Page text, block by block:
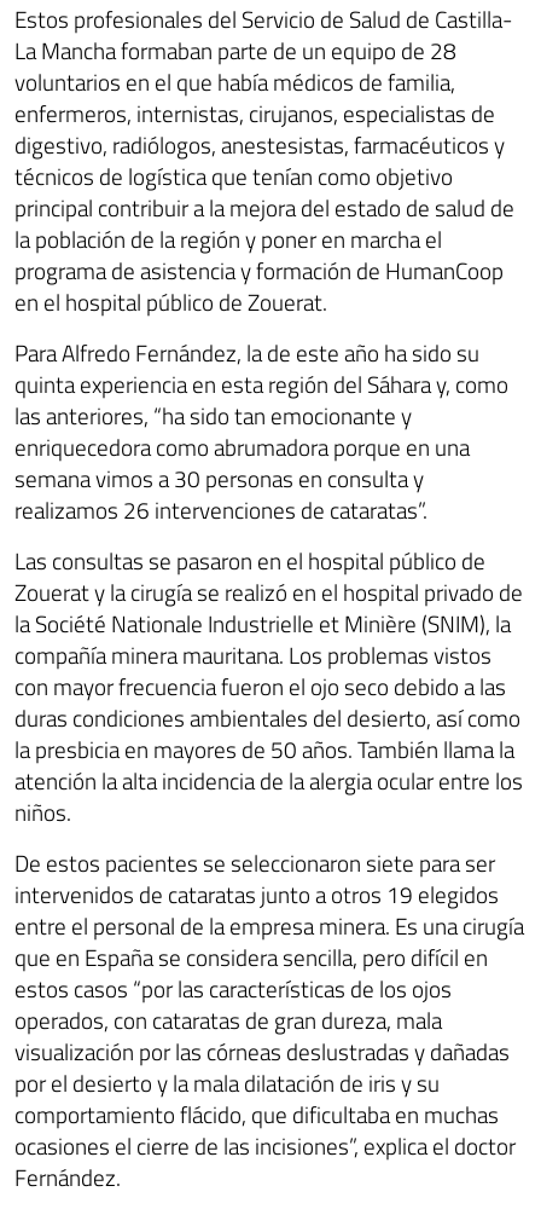
Estos profesionales del Servicio de Salud de Castilla-
La Mancha formaban parte de un equipo de 28
voluntarios en el que había médicos de familia,
enfermeros, internistas, cirujanos, especialistas de
digestivo, radiólogos, anestesistas, farmacéuticos y
técnicos de logística que tenían como objetivo
principal contribuir a la mejora del estado de salud de
la población de la región y poner en marcha el
programa de asistencia y formación de HumanCoop
en el hospital público de Zouerat.
Para Alfredo Fernández, la de este año ha sido su
quinta experiencia en esta región del Sáhara y, como
las anteriores, “ha sido tan emocionante y
enriquecedora como abrumadora porque en una
semana vimos a 30 personas en consulta y
realizamos 26 intervenciones de cataratas”.
Las consultas se pasaron en el hospital público de
Zouerat y la cirugía se realizó en el hospital privado de
la Société Nationale Industrielle et Minière (SNIM), la
compañía minera mauritana. Los problemas vistos
con mayor frecuencia fueron el ojo seco debido a las
duras condiciones ambientales del desierto, así como
la presbicia en mayores de 50 años. También llama la
atención la alta incidencia de la alergia ocular entre los
niños.
De estos pacientes se seleccionaron siete para ser
intervenidos de cataratas junto a otros 19 elegidos
entre el personal de la empresa minera. Es una cirugía
que en España se considera sencilla, pero difícil en
estos casos “por las características de los ojos
operados, con cataratas de gran dureza, mala
visualización por las córneas deslustradas y dañadas
por el desierto y la mala dilatación de iris y su
comportamiento flácido, que dificultaba en muchas
ocasiones el cierre de las incisiones”, explica el doctor
Fernández.